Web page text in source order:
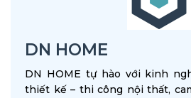
DN HOME
DN HOME tự hào với kinh
thiết kế – thi công nội thất,